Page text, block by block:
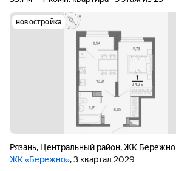
новостройка
Рязань, Центральный район,ЖК Бережно
ЖК «Бережно», 3 квартал 2029